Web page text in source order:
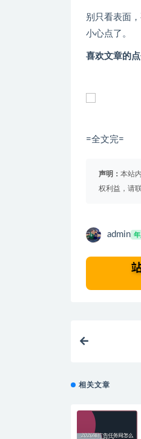
别只看表面
小心点了。
喜欢文章的
=全文完=
声明： 本站
权利益，请
admin
相关文章